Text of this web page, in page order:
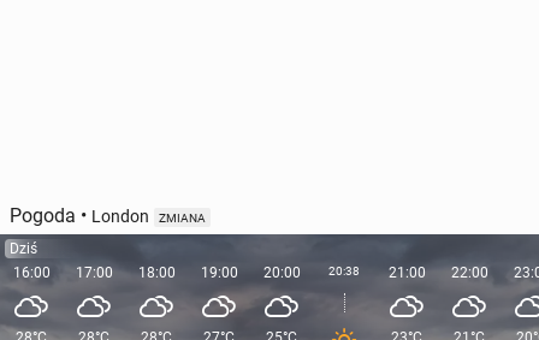
Pogoda • London ZMIANA
Dziś
16:00
17:00 18:00 19:00 20:00 20:38 21:00 22:00